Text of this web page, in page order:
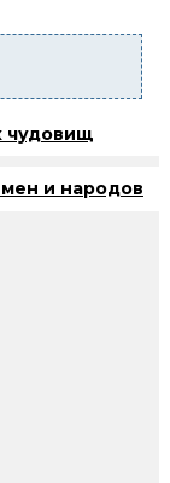
чудовищ
и народов